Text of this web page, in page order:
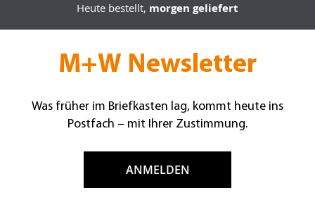
Heute bestellt, morgen geliefert
M+W Newsletter
Was früher im Briefkasten lag, kommt heute ins
Postfach – mit Ihrer Zustimmung.
ANMELDEN